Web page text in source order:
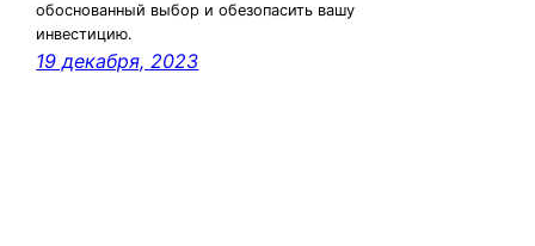
обоснованный выбор и обезопасить вашу
инвестицию.
19 декабря, 2023